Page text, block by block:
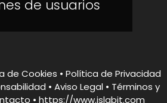
de usuarios
de Cookies • Política de Privacidad
• Aviso Legal • Términos y
• https://www.islabit.com